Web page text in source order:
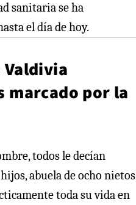
sanitaria se ha
el día de hoy.
Valdivia
marcado por la
todos le decían
abuela de ocho nietos
toda su vida en